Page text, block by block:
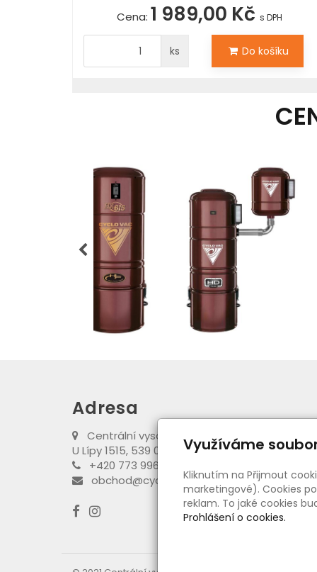
Cena: 1 989,00 Kč s DPH
ks Do košíku
Adresa
Centrální vysavače Cyclovac
U Lípy 1515, 539 01 Hlinsko
+420 773 996 089
obchod@cyclovac-obchod.cz
Využíváme
Kliknutím na Přijmout
marketingové). Cookies
reklam. To jaké cookies
Prohlášení o cookies.